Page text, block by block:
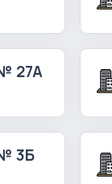
27А
3Б